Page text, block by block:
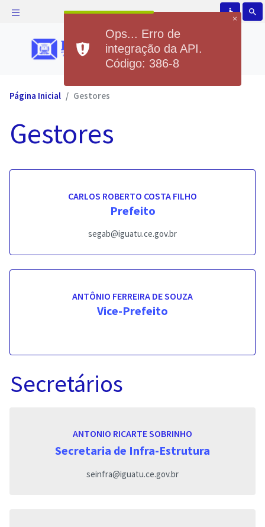
accessible search
Página Inicial Gestores
Gestores
CARLOS ROBERTO COSTA FILHO
Prefeito
segab@iguatu.ce.gov.br
ANTÔNIO FERREIRA DE SOUZA
Vice-Prefeito
Secretários
ANTONIO RICARTE SOBRINHO
Secretaria de Infra-Estrutura
seinfra@iguatu.ce.gov.br
×
Ops... Erro de
integração da API.
Código: 386-8